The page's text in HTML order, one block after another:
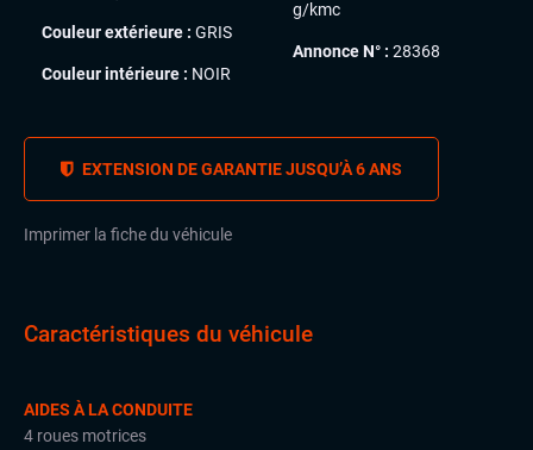
Couleur extérieure : GRIS
Couleur intérieure : NOIR
g/kmc
Annonce N° : 28368
EXTENSION DE GARANTIE JUSQU’À 6 ANS
Imprimer la fiche du véhicule
Caractéristiques du véhicule
AIDES À LA CONDUITE
4 roues motrices